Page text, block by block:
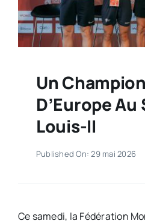
Un
D’Europe Au
Louis-II
Published On: 29 mai 2026
Ce samedi, la Fédération